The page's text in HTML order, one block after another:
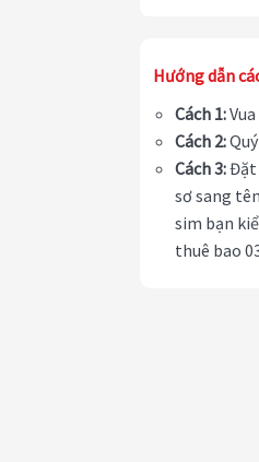
Hướng dẫn
Cách 1:
Cách 2:
Cách 3:Đặt
sơ sang
sim bạn
thuê bao